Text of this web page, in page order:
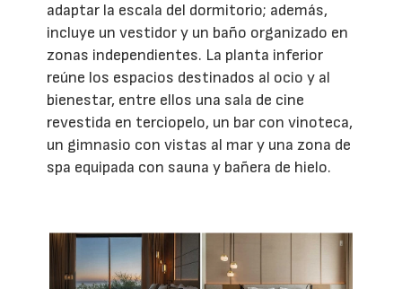
adaptar la escala del dormitorio; además,
incluye un vestidor y un baño organizado en
zonas independientes. La planta inferior
reúne los espacios destinados al ocio y al
bienestar, entre ellos una sala de cine
revestida en terciopelo, un bar con vinoteca,
un gimnasio con vistas al mar y una zona de
spa equipada con sauna y bañera de hielo.